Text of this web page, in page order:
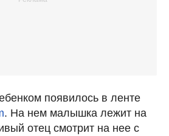
появилось в ленте
. На нем малышка лежит на
отец смотрит на нее с